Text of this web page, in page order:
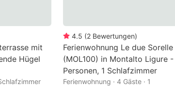
mit
Hügel
4.5 (2 Bewertungen)
Ferienwohnung Le due Sorelle
(MOL100) in Montalto Ligure
Personen, 1 Schlafzimmer
Ferienwohnung · 4 Gäste · 1